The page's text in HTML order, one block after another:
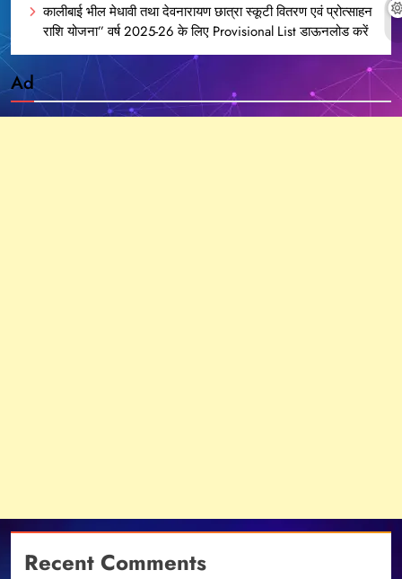
कालीबाई भील मेधावी तथा देवनारायण छात्रा स्कूटी वितरण एवं प्रोत्साहन
राशि योजना” वर्ष 2025-26 के लिए Provisional List डाऊनलोड करें
Ad
Recent Comments